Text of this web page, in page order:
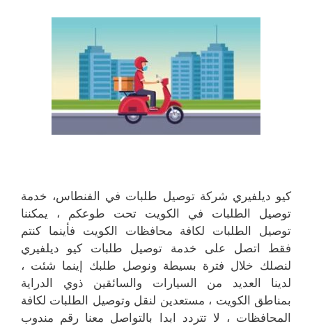
كيو ديلفيري شركة توصيل طلبات في الفنطاس، خدمة
توصيل الطلبات في الكويت تحت طوعكم ، يمكننا
توصيل الطلبات لكافة محافظات الكويت فأينما كنتم
فقط اتصل على خدمة توصيل طلبات كيو ديلفيري
لنصلك خلال فترة بسيطة ونوصل طلبك إينما شئت ،
لدينا العديد من السيارات والسائقين ذوي الدراية
بمناطق الكويت ، مستعدين لنقل وتوصيل الطلبات لكافة
المحافظات ، لا تتردد ابدا بالتواصل معنا رقم مندوب